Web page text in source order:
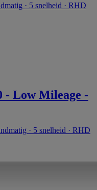
· 5 snelheid · RHD
- Low Mileage -
· 5 snelheid · RHD